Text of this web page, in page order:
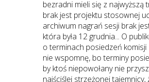
bezradni mieli się z najwyższą
brak jest projektu stosownej
archiwum nagrań sesji brak
która była 12 grudnia... O
o terminach posiedzeń komisji
nie wspomnę, bo terminy
by ktoś niepowołany nie
najściślej strzeżonej